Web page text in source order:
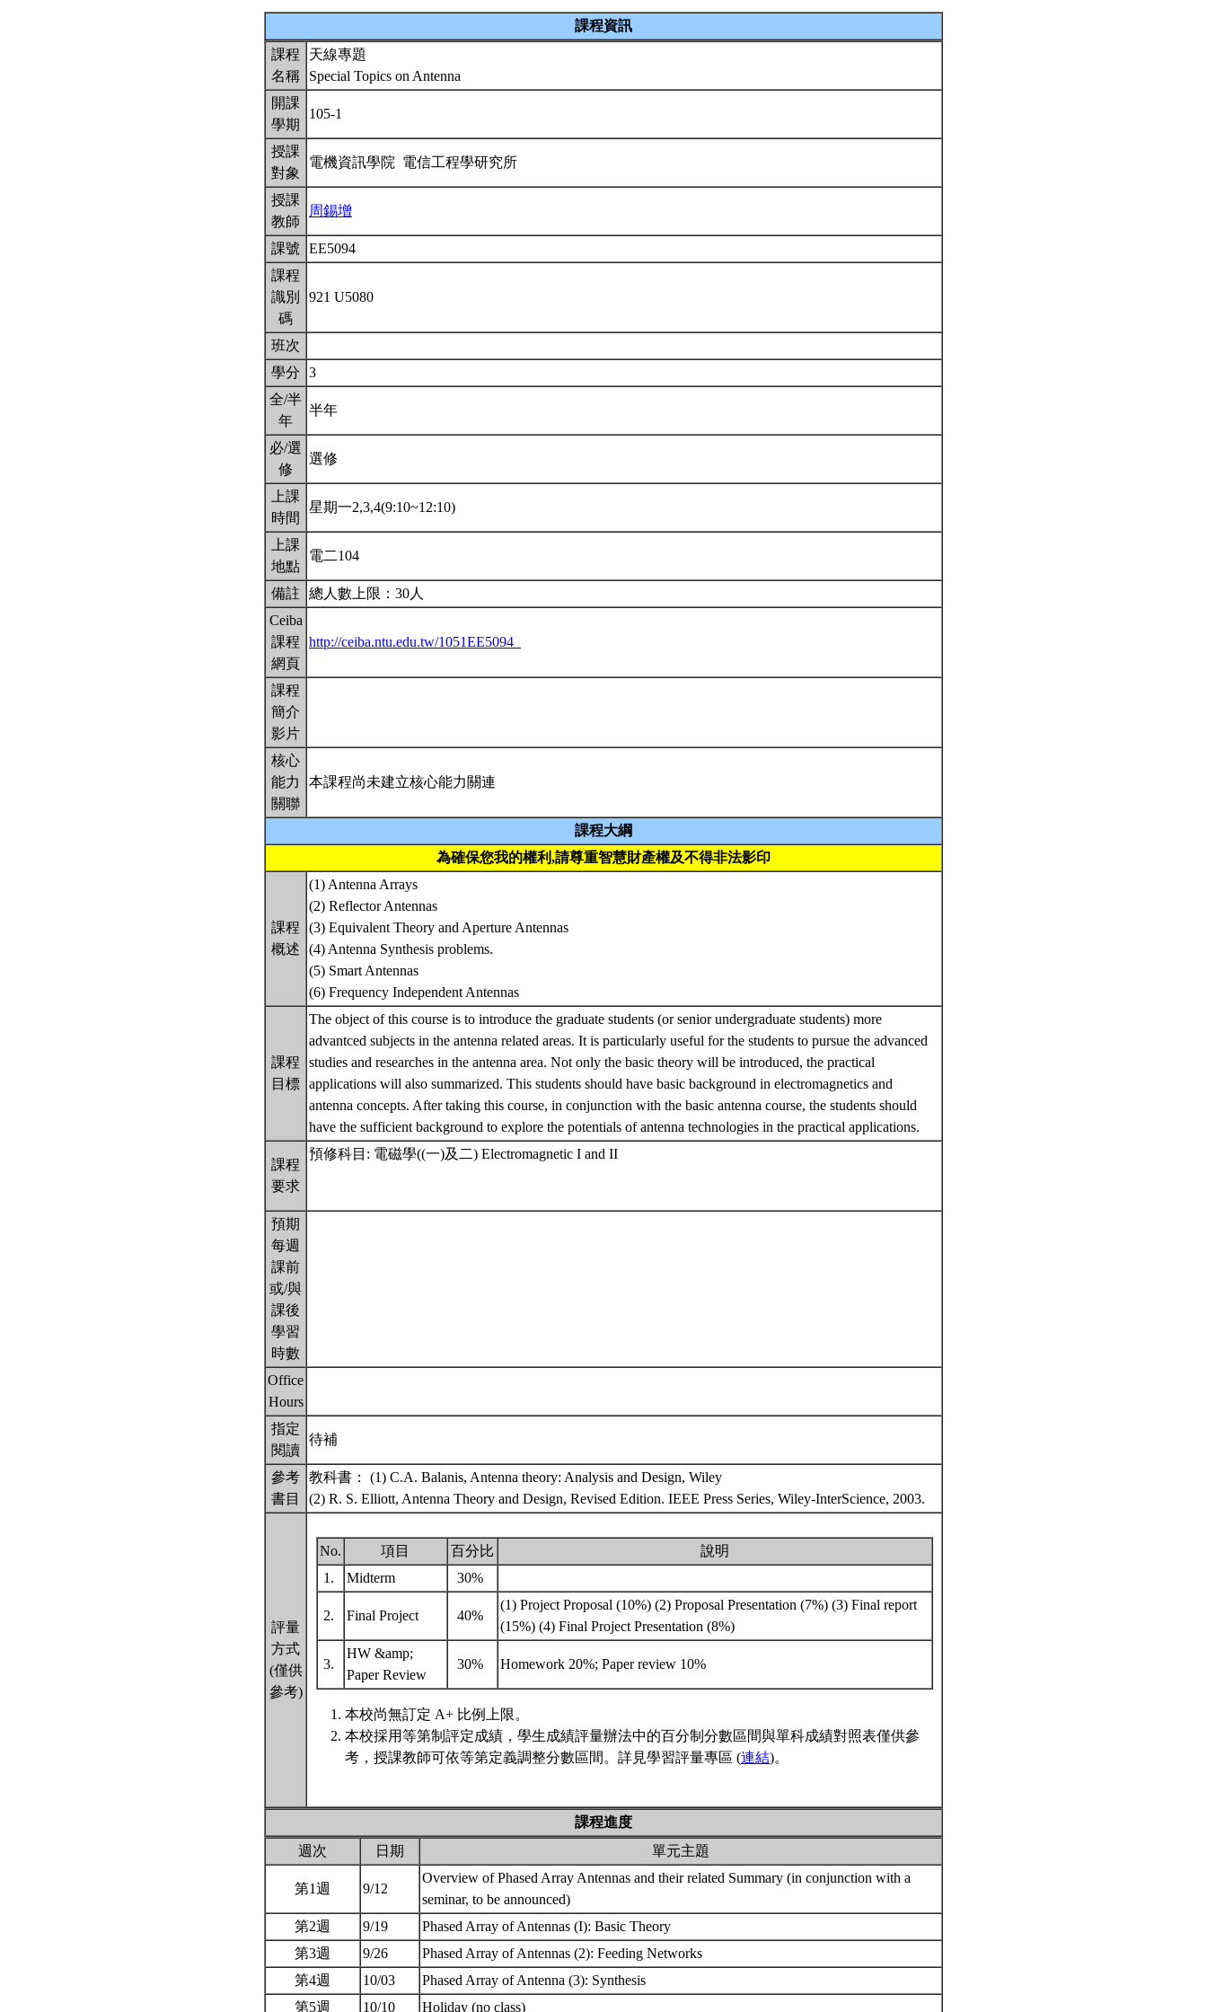
課程資訊
課程
名稱
天線專題
Special Topics on Antenna
開課
學期
105-1
授課
對象
電機資訊學院 電信工程學研究所
授課
教師
周錫增
課號
EE5094
課程
識別
碼
921 U5080
班次
學分
3
全/半
年
半年
必/選
修
選修
上課
時間
星期一2,3,4(9:10~12:10)
上課
地點
電二104
備註
總人數上限：30人
Ceiba
課程
網頁
http://ceiba.ntu.edu.tw/1051EE5094_
課程
簡介
影片
核心
能力
關聯
本課程尚未建立核心能力關連
課程大綱
為確保您我的權利,請尊重智慧財產權及不得非法影印
課程
概述
(1) Antenna Arrays
(2) Reflector Antennas
(3) Equivalent Theory and Aperture Antennas
(4) Antenna Synthesis problems.
(5) Smart Antennas
(6) Frequency Independent Antennas
課程
目標
The object of this course is to introduce the graduate students (or senior undergraduate students) more
advantced subjects in the antenna related areas. It is particularly useful for the students to pursue the advanced
studies and researches in the antenna area. Not only the basic theory will be introduced, the practical
applications will also summarized. This students should have basic background in electromagnetics and
antenna concepts. After taking this course, in conjunction with the basic antenna course, the students should
have the sufficient background to explore the potentials of antenna technologies in the practical applications.
課程
要求
預修科目: 電磁學((一)及二) Electromagnetic I and II
預期
每週
課前
或/與
課後
學習
時數
Office
Hours
指定
閱讀
待補
參考
書目
教科書： (1) C.A. Balanis, Antenna theory: Analysis and Design, Wiley
(2) R. S. Elliott, Antenna Theory and Design, Revised Edition. IEEE Press Series, Wiley-InterScience, 2003.
評量
方式
(僅供
參考)
No. 項目 百分比
說明
1.
Midterm 30%
2. Final Project 40%
(1) Project Proposal (10%) (2) Proposal Presentation (7%) (3) Final report
(15%) (4) Final Project Presentation (8%)
3.
HW &amp;
Paper Review
30% Homework 20%; Paper review 10%
本校尚無訂定 A+ 比例上限。
本校採用等第制評定成績，學生成績評量辦法中的百分制分數區間與單科成績對照表僅供參
考，授課教師可依等第定義調整分數區間。詳見學習評量專區 (連結)。
課程進度
週次
日期 單元主題
第1週 9/12
Overview of Phased Array Antennas and their related Summary (in conjunction with a
seminar, to be announced)
第2週
9/19
Phased Array of Antennas (I): Basic Theory
第3週
9/26
Phased Array of Antennas (2): Feeding Networks
第4週
10/03
Phased Array of Antenna (3): Synthesis
第5週
10/10 Holiday (no class)